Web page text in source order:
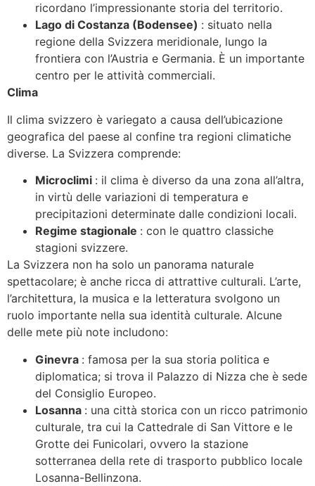
ricordano l’impressionante storia del territorio.
Lago di Costanza (Bodensee) : situato nella
regione della Svizzera meridionale, lungo la
frontiera con l’Austria e Germania. È un importante
centro per le attività commerciali.
Clima
Il clima svizzero è variegato a causa dell’ubicazione
geografica del paese al confine tra regioni climatiche
diverse. La Svizzera comprende:
Microclimi : il clima è diverso da una zona all’altra,
in virtù delle variazioni di temperatura e
precipitazioni determinate dalle condizioni locali.
Regime stagionale : con le quattro classiche
stagioni svizzere.
La Svizzera non ha solo un panorama naturale
spettacolare; è anche ricca di attrattive culturali. L’arte,
l’architettura, la musica e la letteratura svolgono un
ruolo importante nella sua identità culturale. Alcune
delle mete più note includono:
Ginevra : famosa per la sua storia politica e
diplomatica; si trova il Palazzo di Nizza che è sede
del Consiglio Europeo.
Losanna : una città storica con un ricco patrimonio
culturale, tra cui la Cattedrale di San Vittore e le
Grotte dei Funicolari, ovvero la stazione
sotterranea della rete di trasporto pubblico locale
Losanna-Bellinzona.